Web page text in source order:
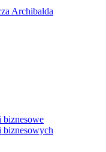
Archibalda
biznesowe
biznesowych